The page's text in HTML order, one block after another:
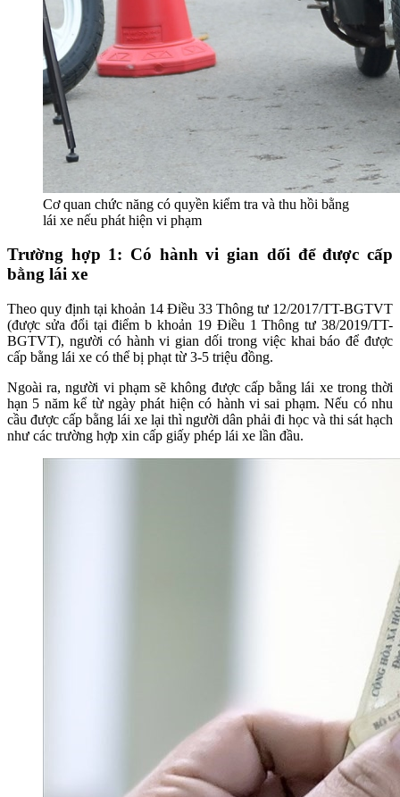
Cơ quan chức năng có quyền kiểm tra và thu hồi bằng
lái xe nếu phát hiện vi phạm
Trường hợp 1: Có hành vi gian dối để được cấp
bằng lái xe
Theo quy định tại khoản 14 Điều 33 Thông tư 12/2017/TT-BGTVT
(được sửa đổi tại điểm b khoản 19 Điều 1 Thông tư 38/2019/TT-
BGTVT), người có hành vi gian dối trong việc khai báo để được
cấp bằng lái xe có thể bị phạt từ 3-5 triệu đồng.
Ngoài ra, người vi phạm sẽ không được cấp bằng lái xe trong thời
hạn 5 năm kể từ ngày phát hiện có hành vi sai phạm. Nếu có nhu
cầu được cấp bằng lái xe lại thì người dân phải đi học và thi sát hạch
như các trường hợp xin cấp giấy phép lái xe lần đầu.